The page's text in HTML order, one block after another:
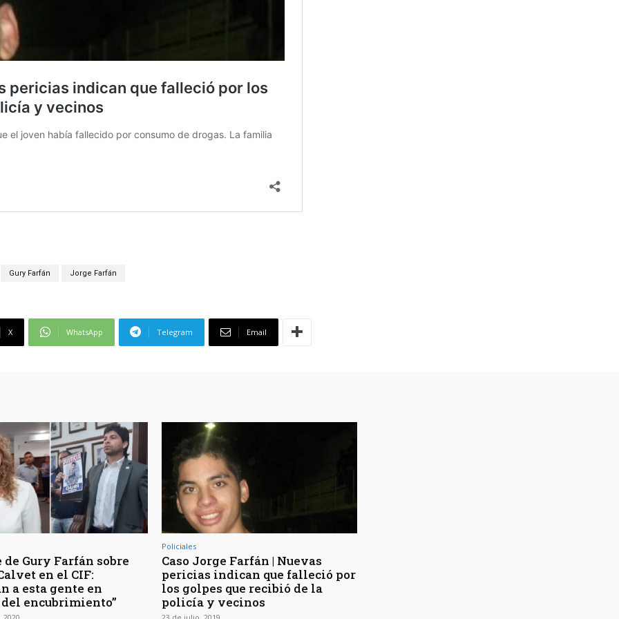
Gury Farfán Jorge Farfán
X WhatsApp Telegram Email
de Gury Farfán sobre
en el CIF:
a esta gente en
encubrimiento”
Policiales
Caso Jorge Farfán | Nuevas
pericias indican que falleció por
los golpes que recibió de la
policía y vecinos